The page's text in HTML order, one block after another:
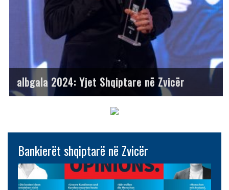
albgala 2024: Yjet Shqiptare në Zvicër
Bankierët shqiptarë në Zvicër